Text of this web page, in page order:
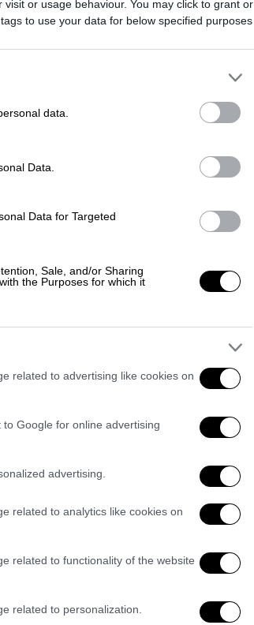
or usage behaviour. You may click to grant or
to use your data for below specified purposes
data.
Data.
Data for Targeted
Sale, and/or Sharing
the Purposes for which it
related to advertising like cookies on
Google for online advertising
advertising.
related to analytics like cookies on
related to functionality of the website
related to personalization.
Ο Γιώργος δίνει νέα